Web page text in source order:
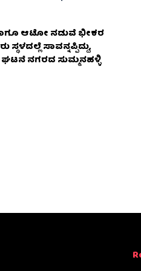
ಆಟೋ ನಡುವೆ ಭೀಕರ
ಸಾವನ್ನಪ್ಪಿದ್ದು,
ಘಟನೆ ನಗರದ ಸುಮ್ಮನಹಳ್ಳಿ